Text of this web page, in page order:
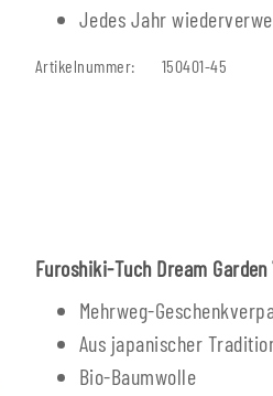
Jedes Jahr
Artikelnummer: 150401-45
Furoshiki-Tuch Dream
Mehrweg-
Aus japanischer
Bio-Baumwolle
Fallminenstift Buche - DEL
*
12,50 €